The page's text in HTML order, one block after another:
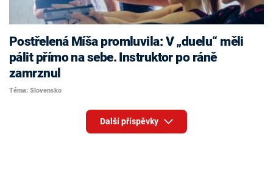
Postřelená Míša promluvila: V „duelu“ měli
pálit přímo na sebe. Instruktor po ráně
zamrznul
Téma: Slovensko
Další příspěvky